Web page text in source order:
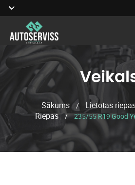
Sākums / Lietotas
Riepas / 235/55 R19 Good